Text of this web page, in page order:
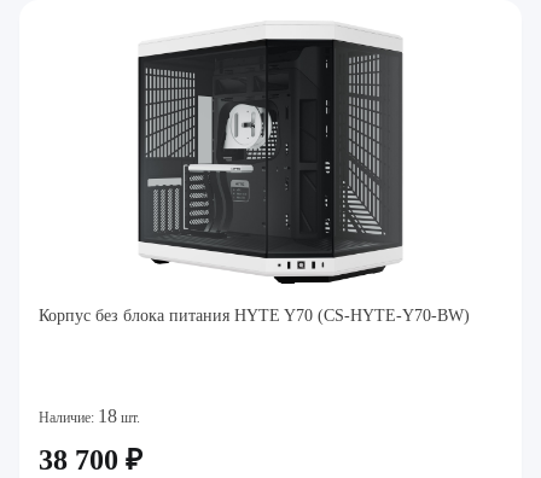
Корпус без блока питания HYTE Y70 (CS-HYTE-Y70-BW)
Наличие: 18 шт.
38 700 ₽